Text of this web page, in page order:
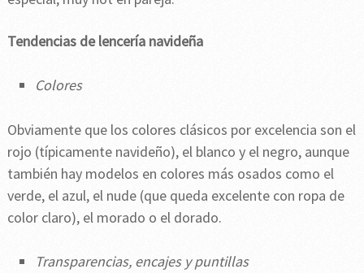
Tendencias de lencería navideña
Colores
Obviamente que los colores clásicos por excelencia son el
rojo (típicamente navideño), el blanco y el negro, aunque
también hay modelos en colores más osados como el
verde, el azul, el nude (que queda excelente con ropa de
color claro), el morado o el dorado.
Transparencias, encajes y puntillas